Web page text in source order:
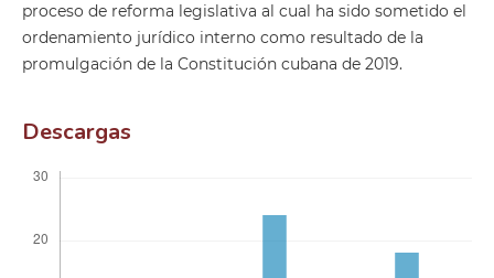
proceso de reforma legislativa al cual ha sido sometido el
ordenamiento jurídico interno como resultado de la
promulgación de la Constitución cubana de 2019.
Descargas